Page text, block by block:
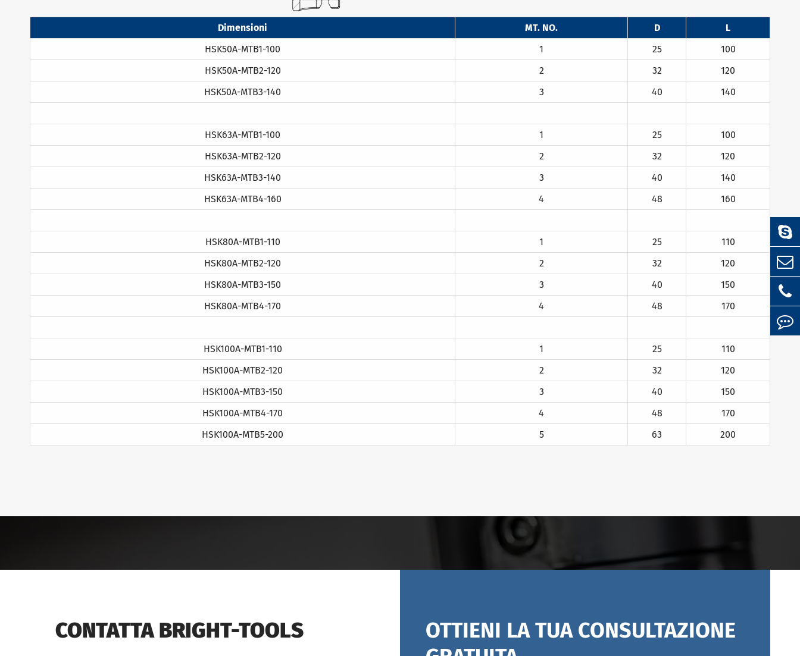
Dimensioni MT. NO. D
L
HSK50A-MTB1-100
1 25
100
HSK50A-MTB2-120
2 32
120
HSK50A-MTB3-140
3 40 140
HSK63A-MTB1-100 1 25
100
HSK63A-MTB2-120
2 32
120
HSK63A-MTB3-140
3 40
140
HSK63A-MTB4-160
4 48 160
HSK80A-MTB1-110 1 25
110
HSK80A-MTB2-120
2 32
120
HSK80A-MTB3-150
3 40
150
HSK80A-MTB4-170
4 48 170
HSK100A-MTB1-110 1 25
110
HSK100A-MTB2-120
2 32
120
HSK100A-MTB3-150
3 40
150
HSK100A-MTB4-170
4 48
170
HSK100A-MTB5-200
5 63 200
CONTATTA BRIGHT-TOOLS
OTTIENI LA TUA CONSULTAZIONE